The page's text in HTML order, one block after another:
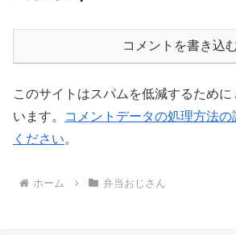
コメントを書き込
このサイトはスパムを低減するために
います。
コメントデータの処理方法
ください。
ホーム 弁当おじさん